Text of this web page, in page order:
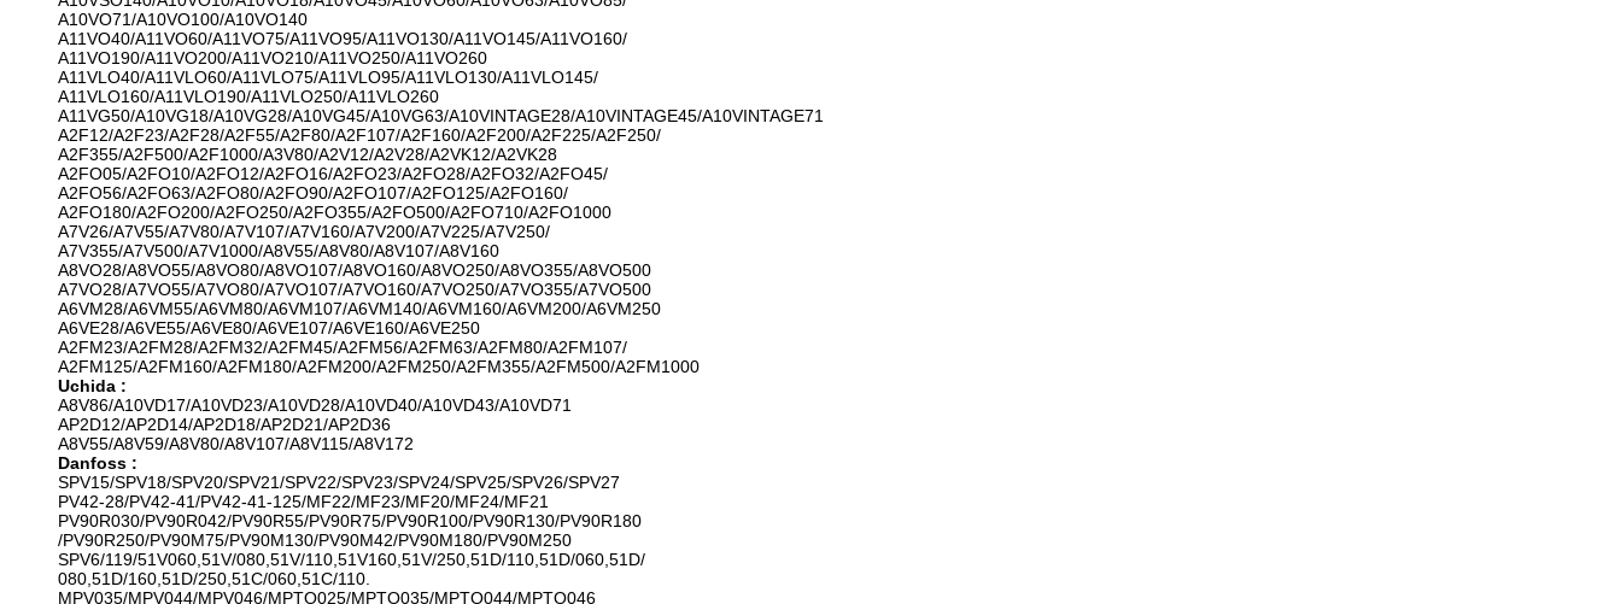
A10VO71/A10VO100/A10VO140
A11VO40/A11VO60/A11VO75/A11VO95/A11VO130/A11VO145/A11VO160/
A11VO190/A11VO200/A11VO210/A11VO250/A11VO260
A11VLO40/A11VLO60/A11VLO75/A11VLO95/A11VLO130/A11VLO145/
A11VLO160/A11VLO190/A11VLO250/A11VLO260
A11VG50/A10VG18/A10VG28/A10VG45/A10VG63/A10VINTAGE28/A10VINTAGE45/A10VINTAGE71
A2F12/A2F23/A2F28/A2F55/A2F80/A2F107/A2F160/A2F200/A2F225/A2F250/
A2F355/A2F500/A2F1000/A3V80/A2V12/A2V28/A2VK12/A2VK28
A2FO05/A2FO10/A2FO12/A2FO16/A2FO23/A2FO28/A2FO32/A2FO45/
A2FO56/A2FO63/A2FO80/A2FO90/A2FO107/A2FO125/A2FO160/
A2FO180/A2FO200/A2FO250/A2FO355/A2FO500/A2FO710/A2FO1000
A7V26/A7V55/A7V80/A7V107/A7V160/A7V200/A7V225/A7V250/
A7V355/A7V500/A7V1000/A8V55/A8V80/A8V107/A8V160
A8VO28/A8VO55/A8VO80/A8VO107/A8VO160/A8VO250/A8VO355/A8VO500
A7VO28/A7VO55/A7VO80/A7VO107/A7VO160/A7VO250/A7VO355/A7VO500
A6VM28/A6VM55/A6VM80/A6VM107/A6VM140/A6VM160/A6VM200/A6VM250
A6VE28/A6VE55/A6VE80/A6VE107/A6VE160/A6VE250
A2FM23/A2FM28/A2FM32/A2FM45/A2FM56/A2FM63/A2FM80/A2FM107/
A2FM125/A2FM160/A2FM180/A2FM200/A2FM250/A2FM355/A2FM500/A2FM1000
Uchida :
A8V86/A10VD17/A10VD23/A10VD28/A10VD40/A10VD43/A10VD71
AP2D12/AP2D14/AP2D18/AP2D21/AP2D36
A8V55/A8V59/A8V80/A8V107/A8V115/A8V172
Danfoss :
SPV15/SPV18/SPV20/SPV21/SPV22/SPV23/SPV24/SPV25/SPV26/SPV27
PV42-28/PV42-41/PV42-41-125/MF22/MF23/MF20/MF24/MF21
PV90R030/PV90R042/PV90R55/PV90R75/PV90R100/PV90R130/PV90R180
/PV90R250/PV90M75/PV90M130/PV90M42/PV90M180/PV90M250
SPV6/119/51V060,51V/080,51V/110,51V160,51V/250,51D/110,51D/060,51D/
080,51D/160,51D/250,51C/060,51C/110.
MPV035/MPV044/MPV046/MPTO025/MPTO035/MPTO044/MPTO046